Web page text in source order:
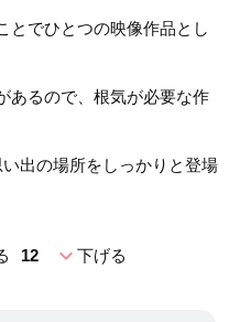
とでひとつの映像作品とし
あるので、根気が必要な作
出の場所をしっかりと登場
12 expand_more下げる